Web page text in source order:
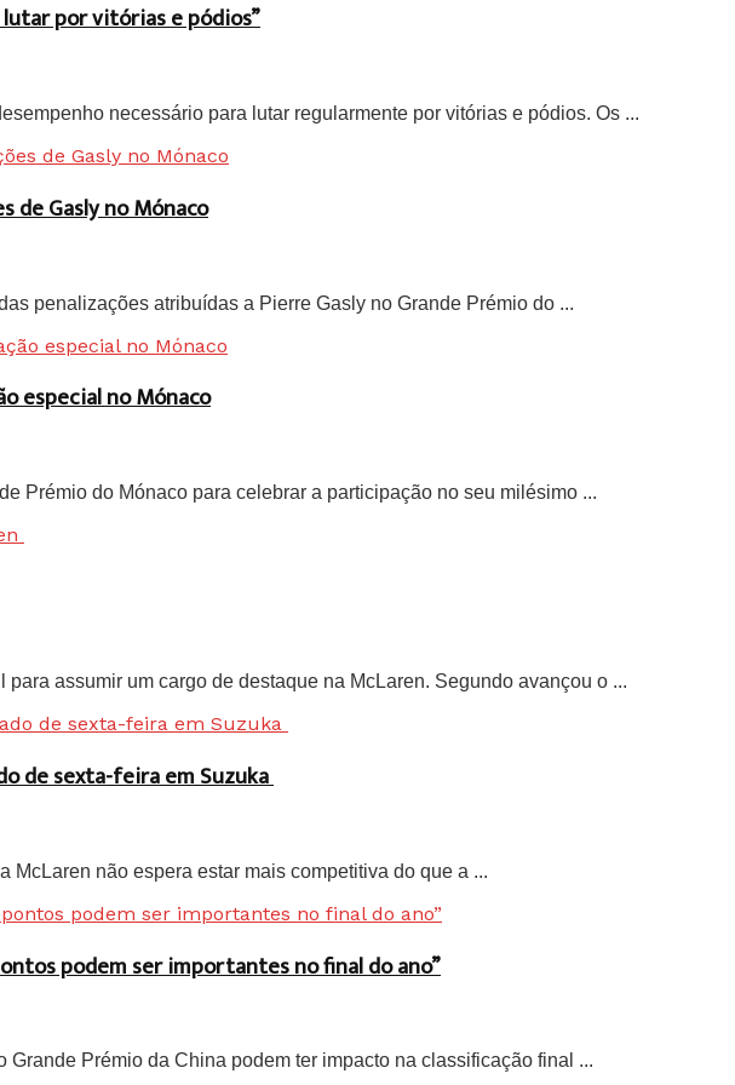
por vitórias e pódios”
necessário para lutar regularmente por vitórias e pódios. Os ...
de Gasly no Mónaco
penalizações atribuídas a Pierre Gasly no Grande Prémio do ...
especial no Mónaco
Prémio do Mónaco para celebrar a participação no seu milésimo ...
assumir um cargo de destaque na McLaren. Segundo avançou o ...
de sexta-feira em Suzuka
não espera estar mais competitiva do que a ...
podem ser importantes no final do ano”
Prémio da China podem ter impacto na classificação final ...